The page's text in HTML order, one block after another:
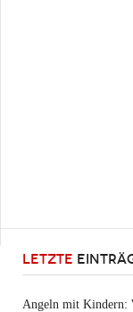
LETZTE
Angeln mit Kindern: